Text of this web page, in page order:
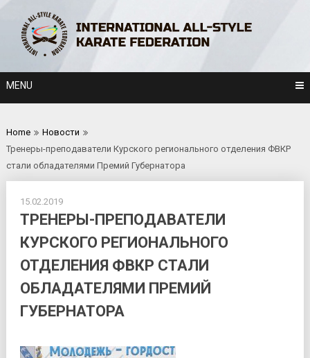
content
MENU
Home
Новости
Тренеры-преподаватели Курского регионального отделения ФВКР
стали обладателями Премий Губернатора
15.02.2019
ТРЕНЕРЫ-ПРЕПОДАВАТЕЛИ
КУРСКОГО РЕГИОНАЛЬНОГО
ОТДЕЛЕНИЯ ФВКР СТАЛИ
ОБЛАДАТЕЛЯМИ ПРЕМИЙ
ГУБЕРНАТОРА